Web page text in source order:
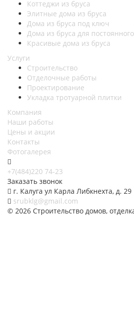
Коттеджи из бруса
Элитные дома из бруса
Дома из бруса под ключ
Дома из бруса для
Красивые дома из бруса
Услуги
Строительство
Отделочные работы
Проектирование
Укладка тротуарной плитки
Компания
Наши работы
Цены и акции
Контакты
Фотогалерея
+7(484)220 74-23
Заказать звонок
г. Калуга ул Карла Либкнехта, д. 29
srubklg@gmail.com
© 2026 Строительство домов,